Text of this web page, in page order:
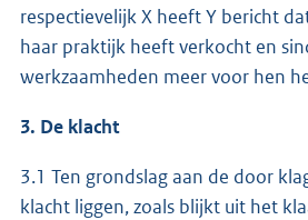
respectievelijk X heeft Y bericht
haar praktijk heeft verkocht en
werkzaamheden meer voor hen
3. De klacht
3.1 Ten grondslag aan de door
klacht liggen, zoals blijkt uit het